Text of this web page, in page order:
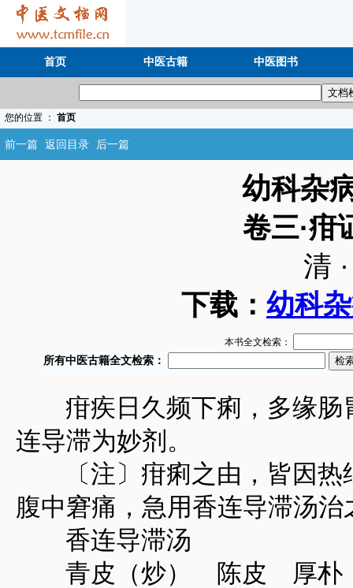
首页 中医古籍 中医图书
您的位置 ： 首页
前一篇 返回目录 后一篇
幼科杂
卷三·
清
下载： 幼科
本书全文检索：
疳疾日久频下痢，多缘肠
连导滞为妙剂。
〔注〕疳痢之由，皆因热
腹中窘痛，急用香连导滞汤
香连导滞汤
青皮（炒） 陈皮 厚朴